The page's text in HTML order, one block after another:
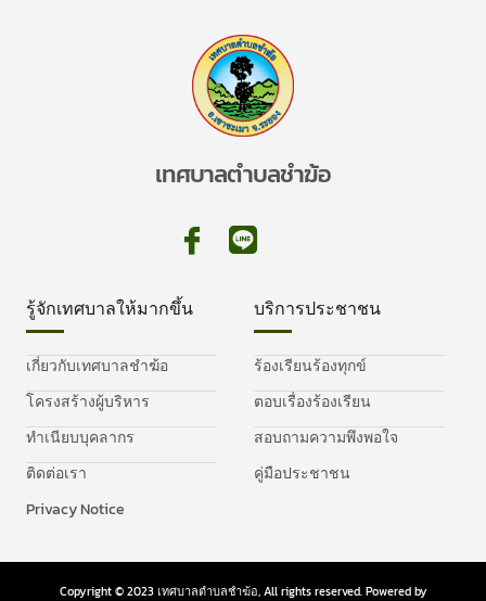
เทศบาลตำบลชำฆ้อ
รู้จักเทศบาลให้มากขึ้น
เกี่ยวกับเทศบาลชำฆ้อ
โครงสร้างผู้บริหาร
ทำเนียบบุคลากร
ติดต่อเรา
Privacy Notice
บริการประชาชน
ร้องเรียนร้องทุกข์
ตอบเรื่องร้องเรียน
สอบถามความพึงพอใจ
คู่มือประชาชน
Copyright © 2023 เทศบาลตำบลชำฆ้อ, All rights reserved. Powered by